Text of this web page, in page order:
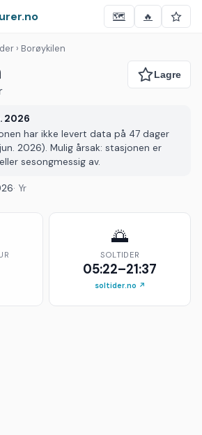
🗺️ 🔥
› Borøykilen
2026
har ikke levert data på 47 dager
2026). Mulig årsak: stasjonen er
sesongmessig av.
· Yr
🌅
SOLTIDER
05:22–21:37
soltider.no ↗